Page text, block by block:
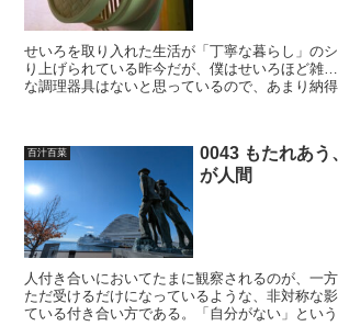
せいろを取り入れた生活が「丁寧な暮らし」の
り上げられている昨今だが、僕はせいろほど
な調理器具はないと思っているので、あまり納
百汁百菜
0043 もたれあう
が人間
人付き合いにおいてたまに観察されるのが、一
ただ受けるだけになっているような、非対称な
ている付き合い方である。「自分がない」という